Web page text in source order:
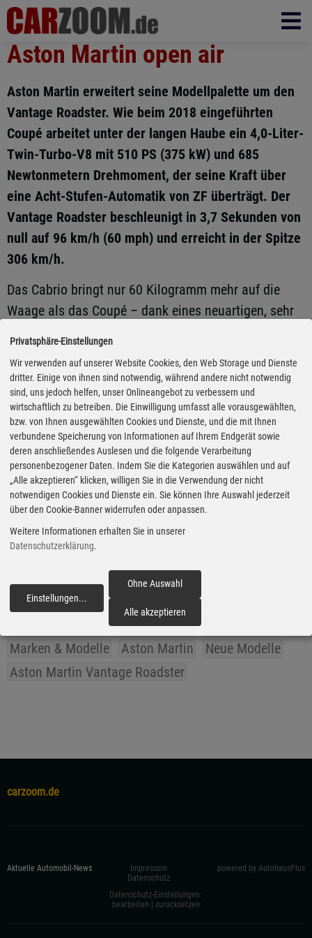
Aston Martin open air
Aston Martin erweitert seine Modellpalette um den
Vantage Roadster. Wie beim 2018 eingeführten
Coupé arbeitet unter der langen Haube ein 4,0-Liter-
Twin-Turbo-V8 mit 510 PS (375 kW) und 685
Newtonmetern Drehmoment, der seine Kraft über
eine Acht-Stufen-Automatik von ZF überträgt. Der
Vantage Roadster beschleunigt in 3,7 Sekunden von
null auf 96 km/h (60 mph) und erreicht in der Spitze
306 km/h.
Das Cabrio bringt nur 60 Kilogramm mehr auf die
Waage als das Coupé – dank eines neuartigen, sehr
Dachmechanismus sowie der Überarbeitungen von
Karosserie und Fahrwerk. Das Stoffverdeck lässt sich
bei Geschwindigkeiten von bis zu 50 km/h innerhalb
von weniger als sieben Sekunden auch während der
Fahrt öffnen und schließen. Der Kofferraum bietet ein
Fassungsvermögen von 200 Litern – genug für eine
große Golftasche und Zubehör, wie der Hersteller
anmerkt.
Der Aston Martin Vantage Roadster wird ab dem
157.300 Euro. (ampnet/jri)
Veröffentlicht am 13.02.2020
Marken & Modelle Aston Martin
Neue Modelle
Aston Martin Vantage Roadster
carzoom.de
Aktuelle Automobil-News
Impressum
Datenschutz
Datenschutz-Einstellungen:
bearbeiten | zurücksetzen
powered by AutohausPlus
Privatsphäre-Einstellungen
Wir verwenden auf unserer Website Cookies, den Web Storage und Dienste
dritter. Einige von ihnen sind notwendig, während andere nicht notwendig
sind, uns jedoch helfen, unser Onlineangebot zu verbessern und
wirtschaftlich zu betreiben. Die Einwilligung umfasst alle vorausgewählten,
bzw. von Ihnen ausgewählten Cookies und Dienste, und die mit Ihnen
verbundene Speicherung von Informationen auf Ihrem Endgerät sowie
deren anschließendes Auslesen und die folgende Verarbeitung
personenbezogener Daten. Indem Sie die Kategorien auswählen und auf
„Alle akzeptieren“ klicken, willigen Sie in die Verwendung der nicht
notwendigen Cookies und Dienste ein. Sie können Ihre Auswahl jederzeit
über den Cookie-Banner widerrufen oder anpassen.
Weitere Informationen erhalten Sie in unserer
Datenschutzerklärung.
Einstellungen...
Ohne Auswahl
Alle akzeptieren